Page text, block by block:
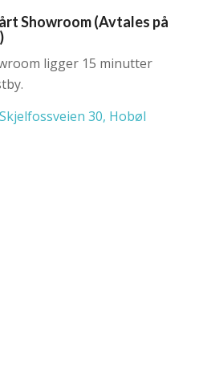
Showroom (Avtales på
ligger 15 minutter
Skjelfossveien 30, Hobøl